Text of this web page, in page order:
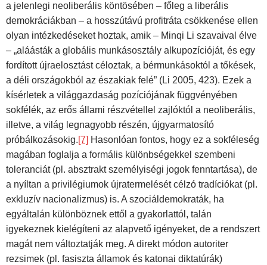
a jelenlegi neoliberális köntösében – főleg a liberális
demokráciákban – a hosszútávú profitráta csökkenése ellen
olyan intézkedéseket hoztak, amik – Minqi Li szavaival élve
– „aláásták a globális munkásosztály alkupozícióját, és egy
fordított újraelosztást céloztak, a bérmunkásoktól a tőkések,
a déli országokból az északiak felé” (Li 2005, 423). Ezek a
kísérletek a világgazdaság pozíciójának függvényében
sokfélék, az erős állami részvétellel zajlóktól a neoliberális,
illetve, a világ legnagyobb részén, újgyarmatosító
próbálkozásokig.[7] Hasonlóan fontos, hogy ez a sokféleség
magában foglalja a formális különbségekkel szembeni
toleranciát (pl. absztrakt személyiségi jogok fenntartása), de
a nyíltan a privilégiumok újratermelését célzó tradíciókat (pl.
exkluzív nacionalizmus) is. A szociáldemokraták, ha
egyáltalán különböznek ettől a gyakorlattól, talán
igyekeznek kielégíteni az alapvető igényeket, de a rendszert
magát nem változtatják meg. A direkt módon autoriter
rezsimek (pl. fasiszta államok és katonai diktatúrák)